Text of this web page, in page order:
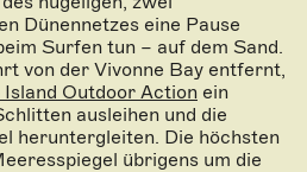
Dünennetzes eine Pause
Surfen tun – auf dem Sand.
von der Vivonne Bay entfernt,
Island Outdoor Action ein
ausleihen und die
heruntergleiten. Die höchsten
übrigens um die